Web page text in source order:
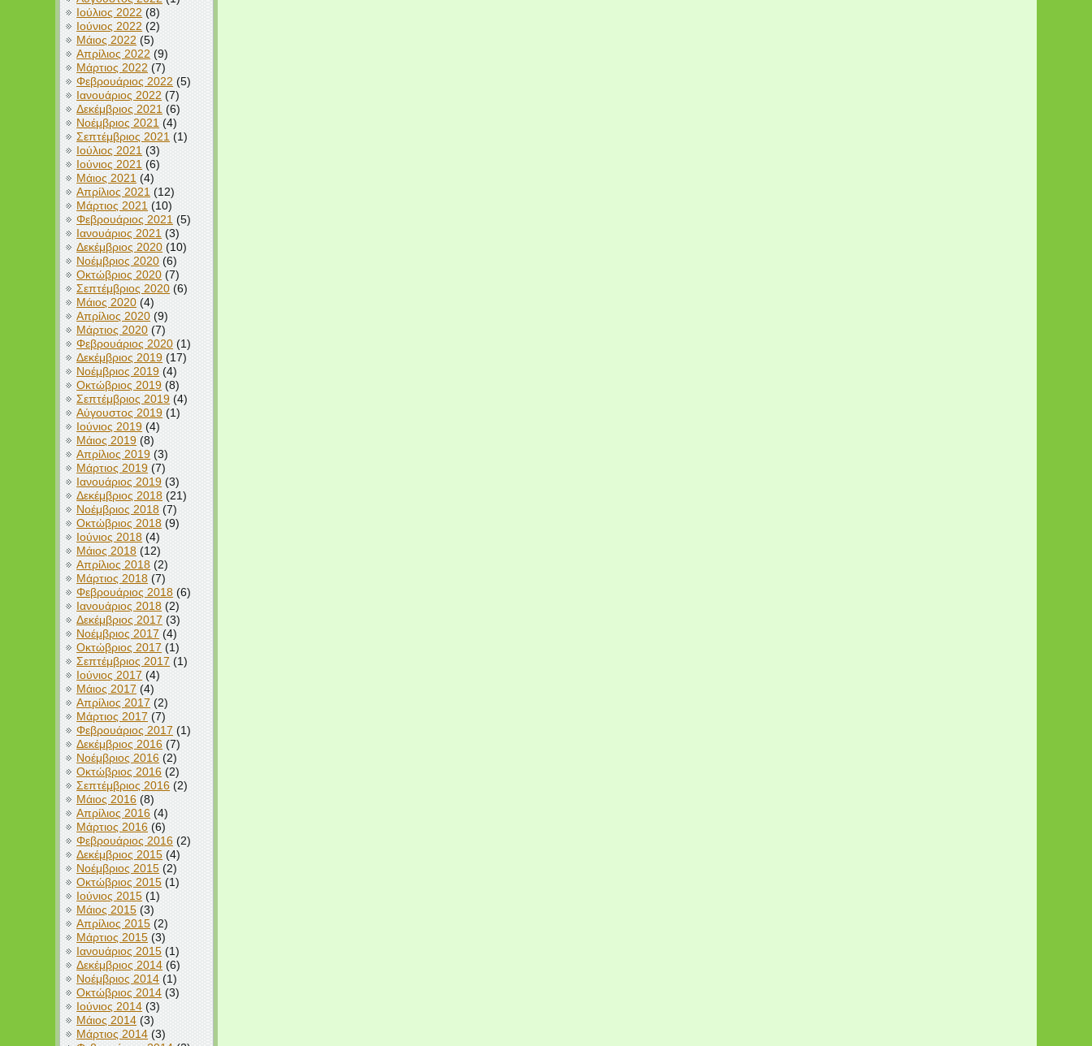
Ιούλιος 2022 (8)
Ιούνιος 2022 (2)
Μάιος 2022 (5)
Απρίλιος 2022 (9)
Μάρτιος 2022 (7)
Φεβρουάριος 2022 (5)
Ιανουάριος 2022 (7)
Δεκέμβριος 2021 (6)
Νοέμβριος 2021 (4)
Σεπτέμβριος 2021 (1)
Ιούλιος 2021 (3)
Ιούνιος 2021 (6)
Μάιος 2021 (4)
Απρίλιος 2021 (12)
Μάρτιος 2021 (10)
Φεβρουάριος 2021 (5)
Ιανουάριος 2021 (3)
Δεκέμβριος 2020 (10)
Νοέμβριος 2020 (6)
Οκτώβριος 2020 (7)
Σεπτέμβριος 2020 (6)
Μάιος 2020 (4)
Απρίλιος 2020 (9)
Μάρτιος 2020 (7)
Φεβρουάριος 2020 (1)
Δεκέμβριος 2019 (17)
Νοέμβριος 2019 (4)
Οκτώβριος 2019 (8)
Σεπτέμβριος 2019 (4)
Αύγουστος 2019 (1)
Ιούνιος 2019 (4)
Μάιος 2019 (8)
Απρίλιος 2019 (3)
Μάρτιος 2019 (7)
Ιανουάριος 2019 (3)
Δεκέμβριος 2018 (21)
Νοέμβριος 2018 (7)
Οκτώβριος 2018 (9)
Ιούνιος 2018 (4)
Μάιος 2018 (12)
Απρίλιος 2018 (2)
Μάρτιος 2018 (7)
Φεβρουάριος 2018 (6)
Ιανουάριος 2018 (2)
Δεκέμβριος 2017 (3)
Νοέμβριος 2017 (4)
Οκτώβριος 2017 (1)
Σεπτέμβριος 2017 (1)
Ιούνιος 2017 (4)
Μάιος 2017 (4)
Απρίλιος 2017 (2)
Μάρτιος 2017 (7)
Φεβρουάριος 2017 (1)
Δεκέμβριος 2016 (7)
Νοέμβριος 2016 (2)
Οκτώβριος 2016 (2)
Σεπτέμβριος 2016 (2)
Μάιος 2016 (8)
Απρίλιος 2016 (4)
Μάρτιος 2016 (6)
Φεβρουάριος 2016 (2)
Δεκέμβριος 2015 (4)
Νοέμβριος 2015 (2)
Οκτώβριος 2015 (1)
Ιούνιος 2015 (1)
Μάιος 2015 (3)
Απρίλιος 2015 (2)
Μάρτιος 2015 (3)
Ιανουάριος 2015 (1)
Δεκέμβριος 2014 (6)
Νοέμβριος 2014 (1)
Οκτώβριος 2014 (3)
Ιούνιος 2014 (3)
Μάιος 2014 (3)
Μάρτιος 2014 (3)